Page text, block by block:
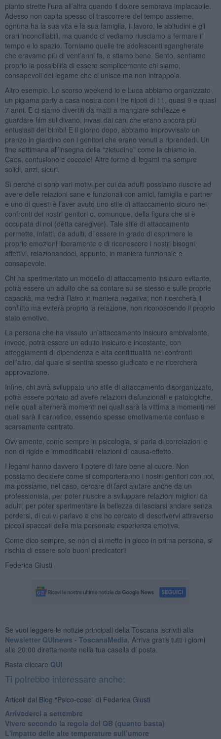
pianto strette l’una all’altra quando il dolore sembrava implacabile.
Adesso non capita spesso di trascorrere del tempo assieme,
ognuna ha la sua vita e la sua famiglia, il lavoro, le abitudini e gli
orari inconciliabili, ma quando ci vediamo riusciamo a fermare il
tempo e lo spazio. Torniamo quelle tre adolescenti sgangherate
che eravamo più di vent’anni fa, e stiamo bene. Sento, sentiamo
proprio la possibilità di essere semplicemente chi siamo,
consapevoli del legame che ci unisce ma non intrappola.
Altro esempio. Lo scorso weekend io e Luca abbiamo organizzato
un pigiama party a casa nostra con i tre nipoti di 11, quasi 9 e quasi
7 anni. E ci siamo divertiti da matti a mangiare schifezze e
guardare film sul divano, invasi dai cani che erano ancora più
entusiasti dei bimbi! E il giorno dopo, abbiamo improvvisato un
pranzo in giardino con i genitori che erano venuti a riprenderli. Un
fine settimana all’insegna della “zietudine” come la chiamo io.
Caos, confusione e coccole! Altre forme di legami ma sempre
solidi, anzi, sicuri.
Sì perché ci sono vari motivi per cui da adulti possiamo riuscire ad
avere delle relazioni sane e funzionali con amici, famiglia e partner
e uno di questi è l’aver avuto uno stile di attaccamento sicuro nei
confronti dei nostri genitori o, comunque, della figura che si è
occupata di noi (detta caregiver). Tale stile di attaccamento
permette, infatti, da adulti, di essere in grado di esprimere le
proprie emozioni liberamente e di riconoscere i nostri bisogni
affettivi, relazionandoci, appunto, in maniera funzionale e
consapevole.
Chi ha sperimentato un modello di attaccamento insicuro evitante,
potrà essere un adulto che sa contare su se stesso e sulle proprie
capacità, ma vedrà l’latro in maniera negativa; non ricercherà il
conflitto ma eviterà proprio la relazione, non riconoscendo il proprio
stato emotivo.
La persona che ha vissuto un’attaccamento insicuro ambivalente,
invece, potrà essere un adulto insicuro e incostante, con
atteggiamenti di dipendenza e alta conflittualità nei confronti
dell’altro, dal quale si sentirà spesso giudicato e ne ricercherà
approvazione.
Infine, chi avrà sviluppato uno stile di attaccamento disorganizzato,
potrà essere portato ad avere relazioni disfunzionali e patologiche,
nelle quali alternerà momenti nei quali sarà la vittima a momenti nei
quali sarà il carnefice, essendo spesso emotivamente confuso e
scarsamente centrato.
Ovviamente, come sempre in psicologia, si parla di correlazioni e
non di rigide e immodificabili relazioni di causa-effetto.
I legami hanno davvero il potere di fare bene al cuore. Non
possiamo decidere come si comporteranno i nostri genitori con noi,
ma possiamo, nel caso, cercare di farci aiutare anche da un
professionista, per poter riuscire a sviluppare relazioni migliori da
adulti, per poter sperimentare la bellezza di lasciarsi andare senza
perdersi, di cui vi parlavo e che ho cercato di descrivervi attraverso
piccoli spaccati della mia personale esperienza emotiva.
Come dico sempre, se non ci si mette in gioco in prima persona, si
rischia di essere solo buoni predicatori!
Federica Giusti
Se vuoi leggere le notizie principali della Toscana iscriviti alla
Newsletter QUInews - ToscanaMedia. Arriva gratis tutti i giorni
alle 20:00 direttamente nella tua casella di posta.
Basta cliccare QUI
Ti potrebbe interessare anche:
Articoli dal Blog “Psico-cose” di Federica Giusti
​Arrivederci a settembre
​Vivere secondo la regola del QB (quanto basta)
​L'impatto delle alte temperature sull’umore